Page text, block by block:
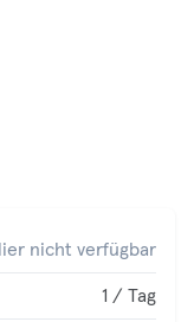
nicht verfügbar
1 / Tag